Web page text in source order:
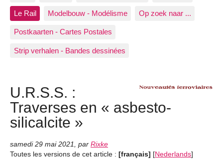
Le Rail Modelbouw - Modélisme Op zoek naar ...
Postkaarten - Cartes Postales
Strip verhalen - Bandes dessinées
U.R.S.S. :
Traverses en « asbesto-
silicalcite »
samedi 29 mai 2021, par Rixke
Toutes les versions de cet article : [français] [Nederlands]